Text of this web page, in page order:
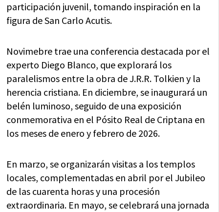
participación juvenil, tomando inspiración en la
figura de San Carlo Acutis.
Novimebre trae una conferencia destacada por el
experto Diego Blanco, que explorará los
paralelismos entre la obra de J.R.R. Tolkien y la
herencia cristiana. En diciembre, se inaugurará un
belén luminoso, seguido de una exposición
conmemorativa en el Pósito Real de Criptana en
los meses de enero y febrero de 2026.
En marzo, se organizarán visitas a los templos
locales, complementadas en abril por el Jubileo
de las cuarenta horas y una procesión
extraordinaria. En mayo, se celebrará una jornada